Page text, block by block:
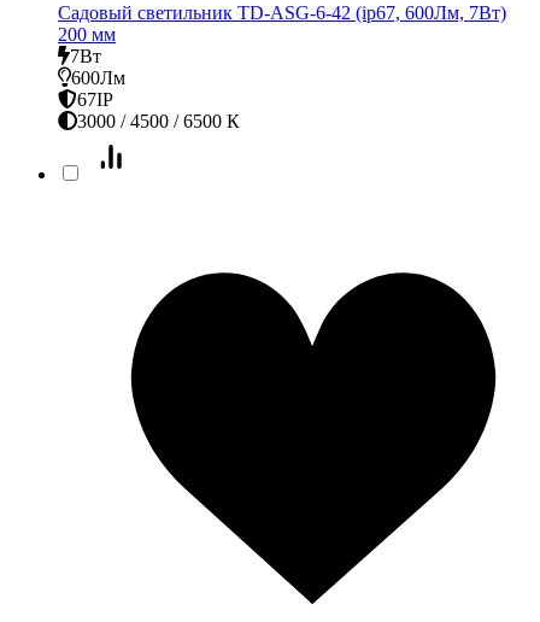
Садовый светильник TD-ASG-6-42 (ip67, 600Лм, 7Вт)
200 мм
7Вт
600Лм
67IP
3000 / 4500 / 6500 К